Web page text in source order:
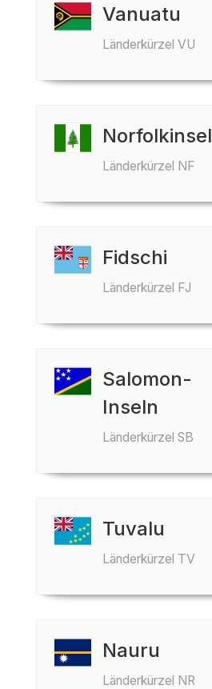
Vanuatu
Länderkürzel VU
Norfolkinsel
Länderkürzel NF
Fidschi
Länderkürzel FJ
Salomon-
Inseln
Länderkürzel SB
Tuvalu
Länderkürzel TV
Nauru
Länderkürzel NR